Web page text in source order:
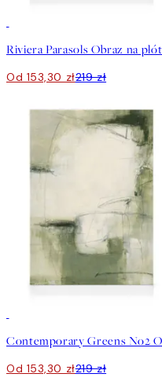
Od 153,30 zł219 zł
Od 153,30 zł219 zł